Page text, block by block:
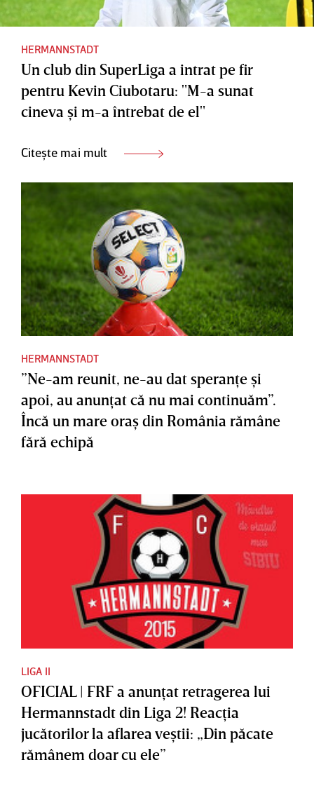
HERMANNSTADT
Un club din SuperLiga a intrat pe fir
pentru Kevin Ciubotaru: "M-a sunat
cineva şi m-a întrebat de el"
Citește mai mult
HERMANNSTADT
”Ne-am reunit, ne-au dat speranţe şi
apoi, au anunţat că nu mai continuăm”.
Încă un mare oraş din România rămâne
fără echipă
LIGA II
OFICIAL | FRF a anunţat retragerea lui
Hermannstadt din Liga 2! Reacţia
jucătorilor la aflarea veştii: „Din păcate
rămânem doar cu ele”